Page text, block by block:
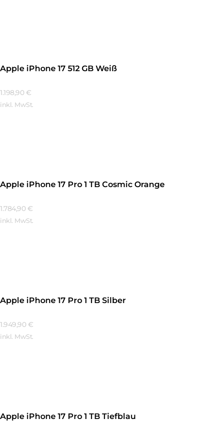
Apple iPhone 17 512 GB Weiß
1.198,90 €
inkl. MwSt.
Apple iPhone 17 Pro 1 TB Cosmic Orange
1.784,90 €
inkl. MwSt.
Apple iPhone 17 Pro 1 TB Silber
1.949,90 €
inkl. MwSt.
Apple iPhone 17 Pro 1 TB Tiefblau